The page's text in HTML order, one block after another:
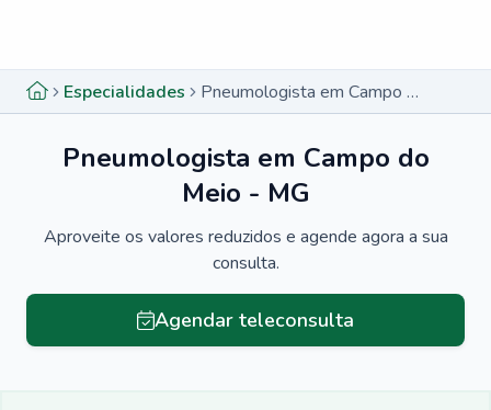
Especialidades Pneumologista em Campo do Meio - MG
Pneumologista em Campo do
Meio - MG
Aproveite os valores reduzidos e agende agora a sua
consulta.
Agendar teleconsulta